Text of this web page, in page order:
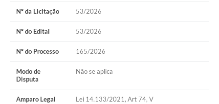
Nº da Licitação 53/2026
Nº do Edital 53/2026
Nº do Processo 165/2026
Modo de
Disputa
Não se aplica
Amparo Legal Lei 14.133/2021, Art 74, V